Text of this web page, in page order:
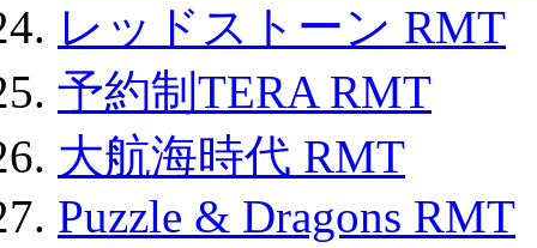
レッドストーン RMT
予約制TERA RMT
大航海時代 RMT
Puzzle & Dragons RMT